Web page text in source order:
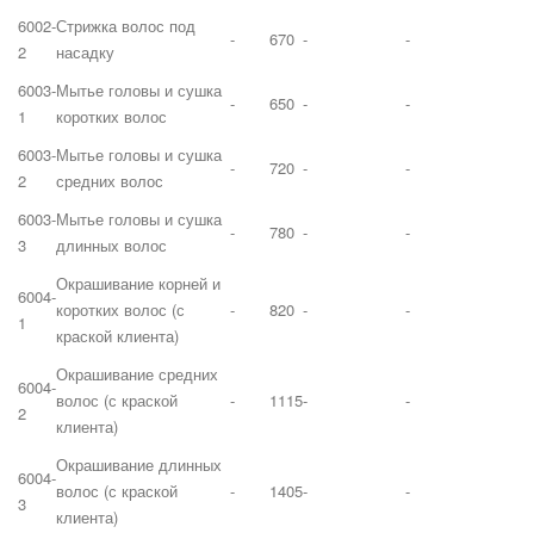
6002-
2
Стрижка волос под
насадку
- 670 - -
6003-
1
Мытье головы и сушка
коротких волос
- 650 - -
6003-
2
Мытье головы и сушка
средних волос
- 720 - -
6003-
3
Мытье головы и сушка
длинных волос
- 780 - -
6004-
1
Окрашивание корней и
коротких волос (с
краской клиента)
- 820 - -
6004-
2
Окрашивание средних
волос (с краской
клиента)
- 1115- -
6004-
3
Окрашивание длинных
волос (с краской
клиента)
- 1405- -